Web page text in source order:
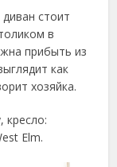
стоит
в
прибыть из
как
хозяйка.
кресло:
Elm.